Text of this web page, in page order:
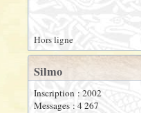
Hors ligne
Silmo
Inscription : 2002
Messages : 4 267